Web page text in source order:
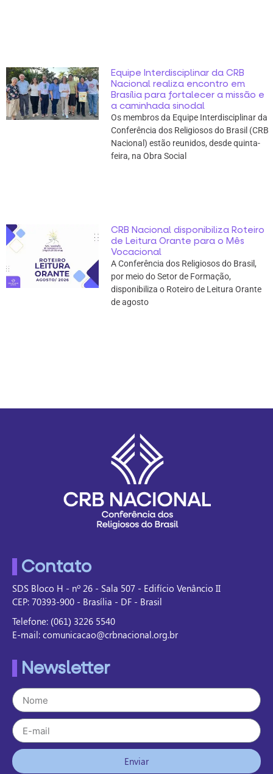
Equipe Interdisciplinar da CRB
Nacional realiza encontro em
Brasília para fortalecer a missão e
a caminhada sinodal
Os membros da Equipe Interdisciplinar da
Conferência dos Religiosos do Brasil (CRB
Nacional) estão reunidos, desde quinta-
feira, na Obra Social
CRB Nacional disponibiliza Roteiro
de Leitura Orante para o Mês
Vocacional
A Conferência dos Religiosos do Brasil,
por meio do Setor de Formação,
disponibiliza o Roteiro de Leitura Orante
de agosto
Contato
SDS Bloco H - nº 26 - Sala 507 - Edifício Venâncio II
CEP: 70393-900 - Brasília - DF - Brasil
Telefone: (061) 3226 5540
E-mail: comunicacao@crbnacional.org.br
Newsletter
Enviar